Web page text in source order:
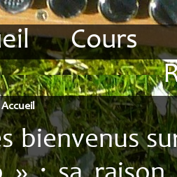
Cours
Accordéon
Analyse
Conditions
Stages
Accueil
bienvenus